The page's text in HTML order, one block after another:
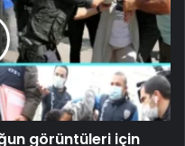
görüntüleri için